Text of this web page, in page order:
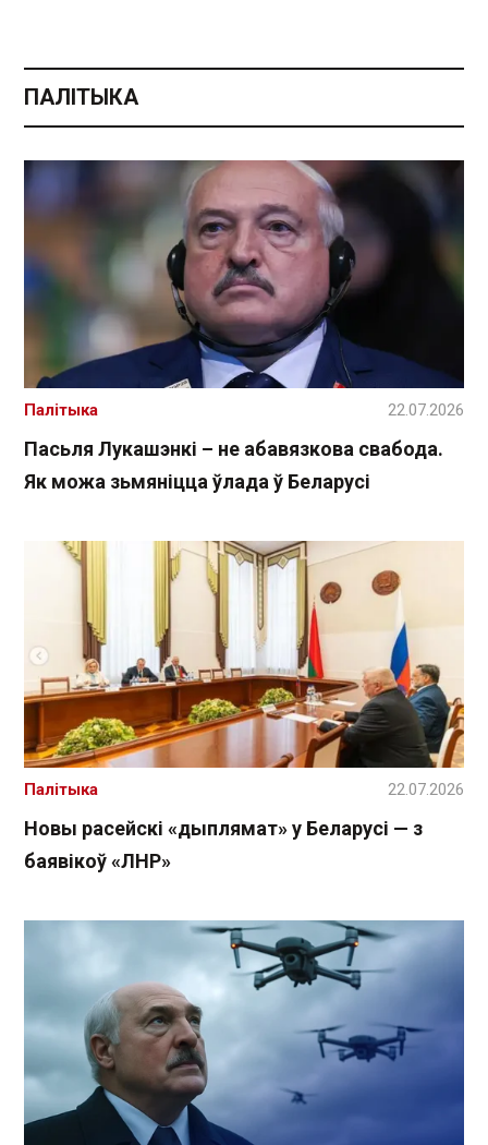
ПАЛІТЫКА
Пасьля Лукашэнкі – не абавязкова свабода.
Як можа зьмяніцца ўлада ў Беларусі
Палітыка 22.07.2026
Новы расейскі «дыплямат» у Беларусі — з
баявікоў «ЛНР»
Палітыка 22.07.2026